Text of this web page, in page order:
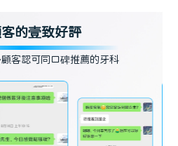
的壹致好評
客認可同口碑推薦的牙科